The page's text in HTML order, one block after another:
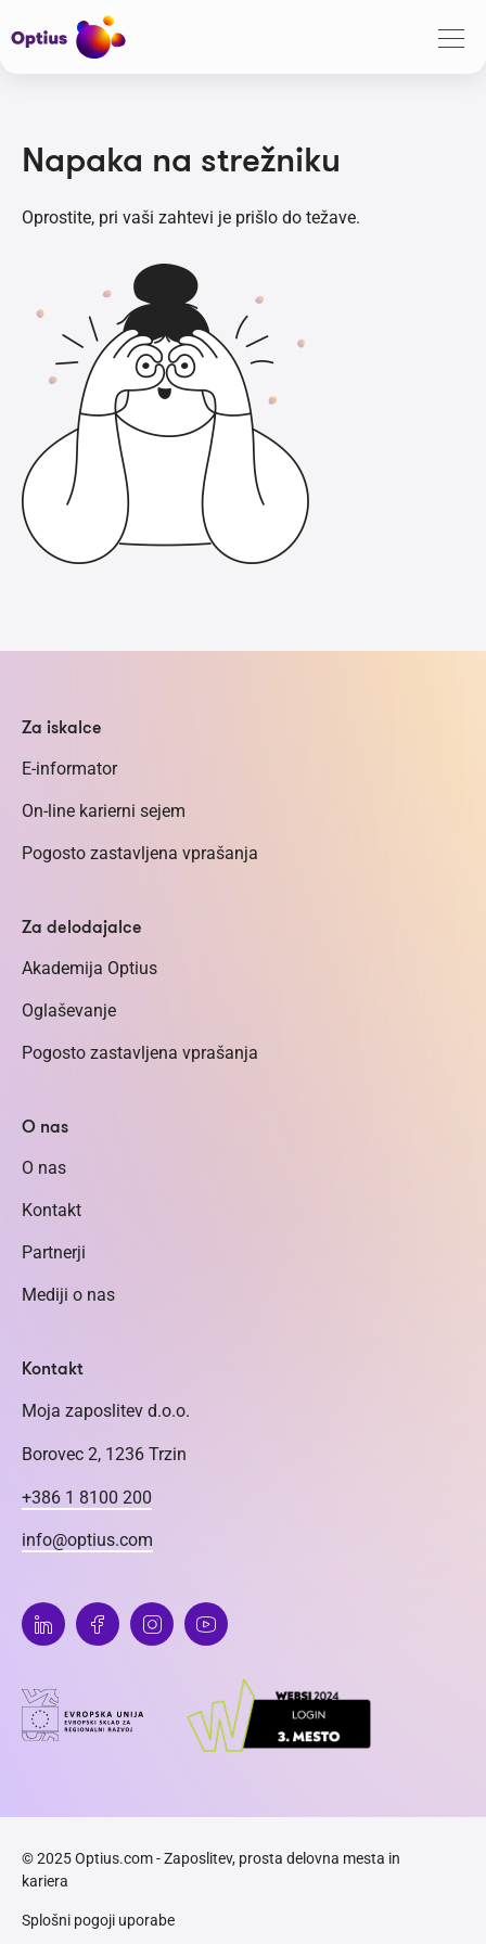
Napaka na strežniku
Oprostite, pri vaši zahtevi je prišlo do težave.
Za iskalce
E-informator
On-line karierni sejem
Pogosto zastavljena vprašanja
Za delodajalce
Akademija Optius
Oglaševanje
Pogosto zastavljena vprašanja
O nas
O nas
Kontakt
Partnerji
Mediji o nas
Kontakt
Moja zaposlitev d.o.o.
Borovec 2, 1236 Trzin
+386 1 8100 200
info@optius.com
© 2025 Optius.com - Zaposlitev, prosta delovna mesta in
kariera
Splošni pogoji uporabe